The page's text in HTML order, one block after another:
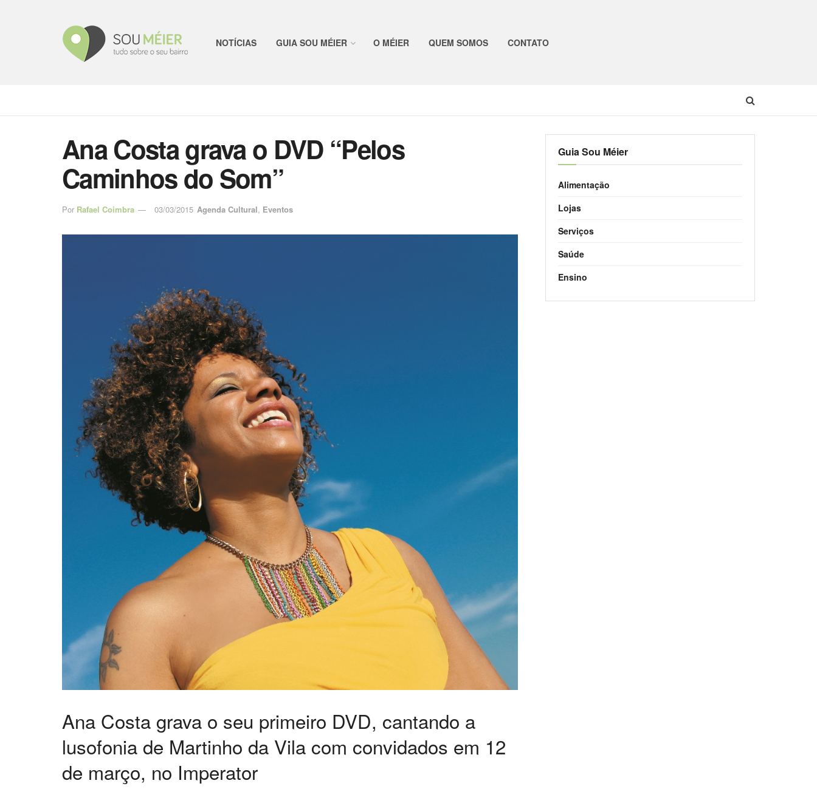
NOTÍCIAS GUIA SOU MÉIER O MÉIER QUEM SOMOS CONTATO
Ana Costa grava o DVD “Pelos
Caminhos do Som”
Por Rafael Coimbra 03/03/2015 Agenda Cultural, Eventos
Ana Costa grava o seu primeiro DVD, cantando a
lusofonia de Martinho da Vila com convidados em 12
de março, no Imperator
Guia Sou Méier
Alimentação
Lojas
Serviços
Saúde
Ensino